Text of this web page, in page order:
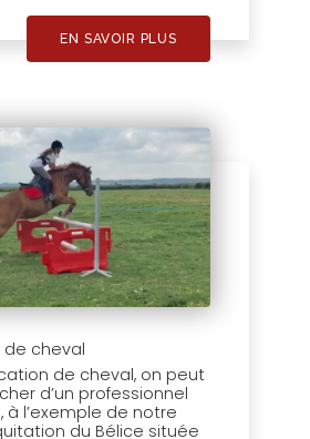
EN SAVOIR PLUS
de cheval
de cheval, on peut
d’un professionnel
à l’exemple de notre
du Bélice située